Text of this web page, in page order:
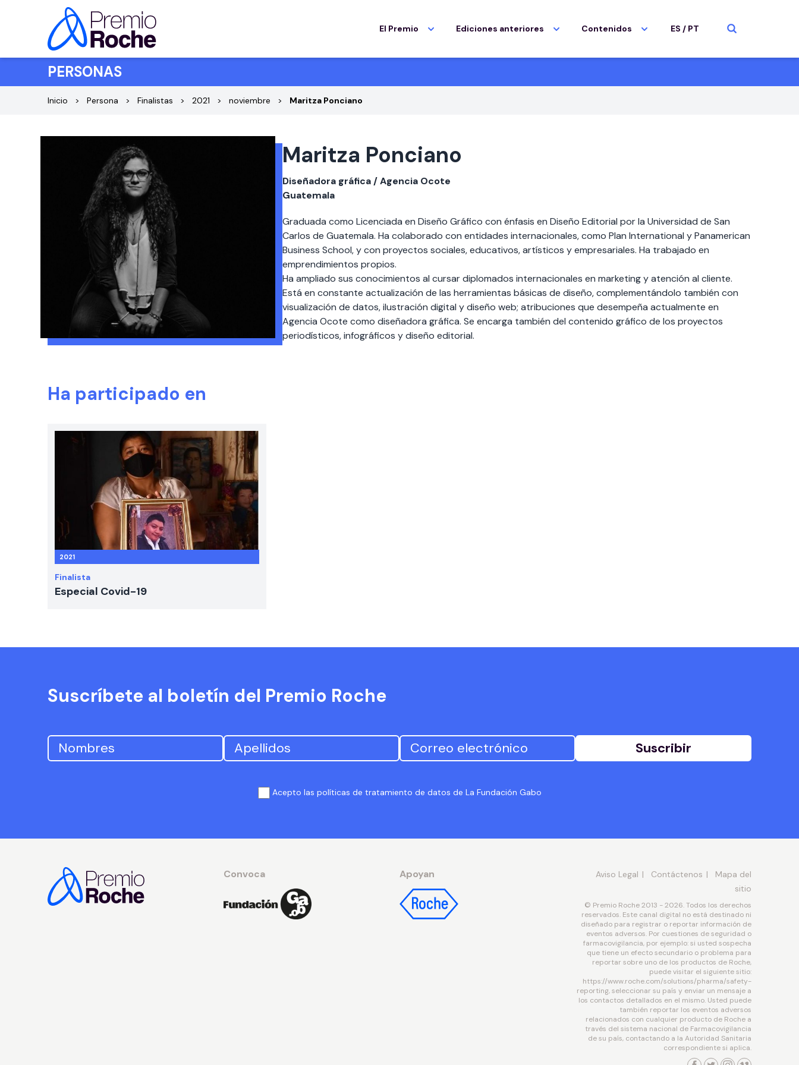
Saltar al contenido
El Premio Ediciones anteriores Contenidos ES / PT
PERSONAS
Inicio Persona Finalistas 2021 noviembre Maritza Ponciano
Maritza Ponciano
Diseñadora gráfica / Agencia Ocote
Guatemala
Graduada como Licenciada en Diseño Gráfico con énfasis en Diseño Editorial por la Universidad de San
Carlos de Guatemala. Ha colaborado con entidades internacionales, como Plan International y Panamerican
Business School, y con proyectos sociales, educativos, artísticos y empresariales. Ha trabajado en
emprendimientos propios.
Ha ampliado sus conocimientos al cursar diplomados internacionales en marketing y atención al cliente.
Está en constante actualización de las herramientas básicas de diseño, complementándolo también con
visualización de datos, ilustración digital y diseño web; atribuciones que desempeña actualmente en
Agencia Ocote como diseñadora gráfica. Se encarga también del contenido gráfico de los proyectos
periodísticos, infográficos y diseño editorial.
Ha participado en
2021
Finalista
Especial Covid-19
Suscríbete al boletín del Premio Roche
Suscribir
Acepto las políticas de tratamiento de datos de La Fundación Gabo
Convoca Apoyan Aviso Legal Contáctenos
Mapa del
sitio
© Premio Roche 2013 - 2026. Todos los derechos
reservados. Este canal digital no está destinado ni
diseñado para registrar o reportar información de
eventos adversos. Por cuestiones de seguridad o
farmacovigilancia, por ejemplo: si usted sospecha
que tiene un efecto secundario o problema para
reportar sobre uno de los productos de Roche,
puede visitar el siguiente sitio:
https://www.roche.com/solutions/pharma/safety-
reporting, seleccionar su país y enviar un mensaje a
los contactos detallados en el mismo. Usted puede
también reportar los eventos adversos
relacionados con cualquier producto de Roche a
través del sistema nacional de Farmacovigilancia
de su país, contactando a la Autoridad Sanitaria
correspondiente si aplica.